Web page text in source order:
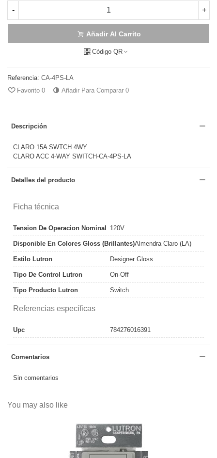
- +
Añadir Al Carrito
Código QR
Referencia: CA-4PS-LA
Favorito 0 Añadir Para Comparar 0
Descripción
CLARO 15A SWTCH 4WY
CLARO ACC 4-WAY SWITCH-CA-4PS-LA
Detalles del producto
Ficha técnica
Tension De Operacion Nominal 120V
Disponible En Colores Gloss (Brillantes)Almendra Claro (LA)
Estilo Lutron Designer Gloss
Tipo De Control Lutron On-Off
Tipo Producto Lutron Switch
Referencias específicas
Upc 784276016391
Comentarios
Sin comentarios
You may also like